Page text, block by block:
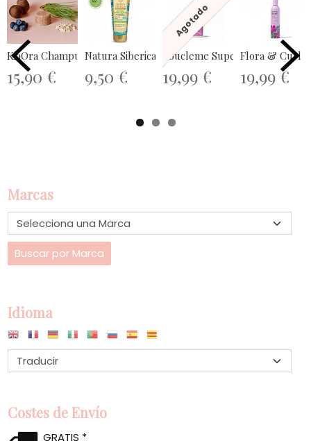
Marcas
Idioma
Costes de Envío
GRATIS *
KiaOra Champu Solido Tundra 85gr...
15,90 €
Natura Siberica Gel Rizos Definidos...
9,50 €
Agotado
Boucleme Super Hold Styler
19,99 €
Flora & Curl
19,99 €